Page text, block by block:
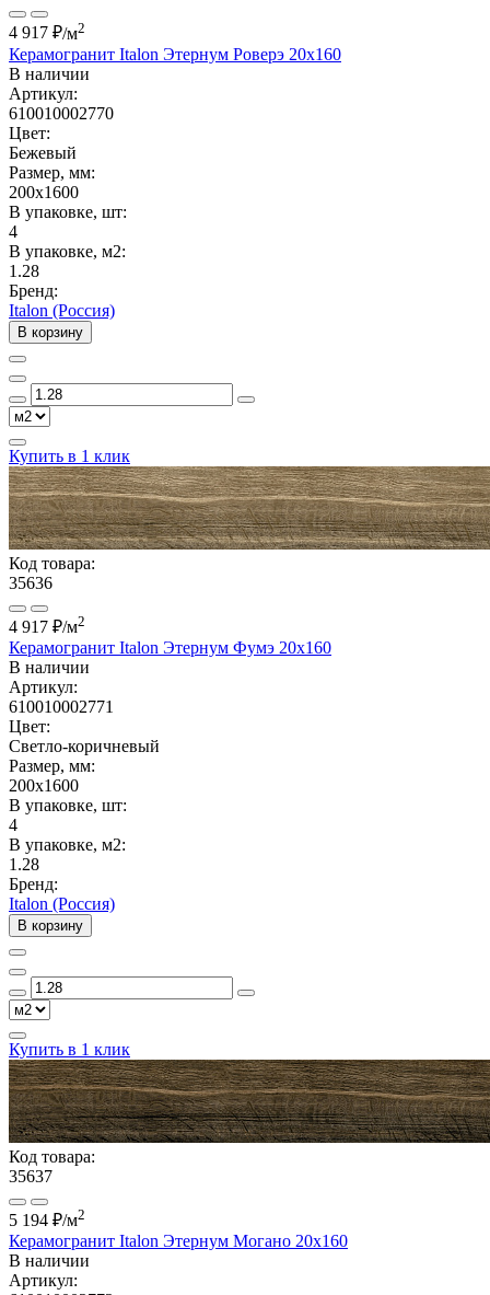
4 917 ₽/м2
Керамогранит Italon Этернум Роверэ 20x160
В наличии
Артикул:
610010002770
Цвет:
Бежевый
Размер, мм:
200x1600
В упаковке, шт:
4
В упаковке, м2:
1.28
Бренд:
Italon (Россия)
В корзину
Купить в 1 клик
Код товара:
35636
4 917 ₽/м2
Керамогранит Italon Этернум Фумэ 20x160
В наличии
Артикул:
610010002771
Цвет:
Светло-коричневый
Размер, мм:
200x1600
В упаковке, шт:
4
В упаковке, м2:
1.28
Бренд:
Italon (Россия)
В корзину
Купить в 1 клик
Код товара:
35637
5 194 ₽/м2
Керамогранит Italon Этернум Могано 20x160
В наличии
Артикул: